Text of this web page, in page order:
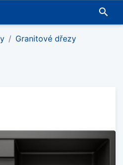
search
Granitové dřezy